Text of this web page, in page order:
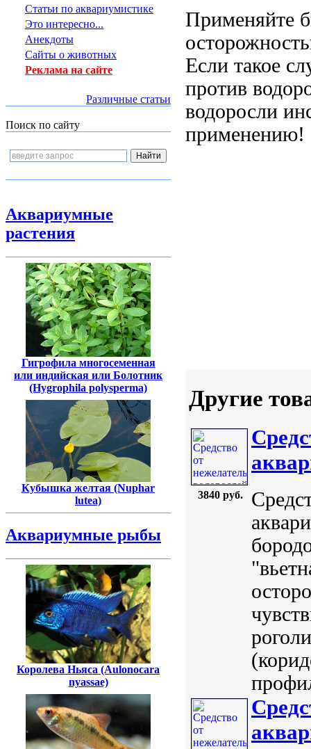
Статьи по аквариумистике
Это интересно...
Анекдоты
Сайты о животных
Реклама на сайте
Различные статьи
Поиск по сайту
Аквариумные
растения
Гигрофила многосеменная
или индийская или Болотник
(Hygrophila polysperma)
Кубышка желтая (Nuphar
lutea)
Аквариумные рыбы
Королева Ньяса (Aulonocara
nyassae)
Применяйте
Если такое
против
водоросли
применению!
Другие
3840 руб.